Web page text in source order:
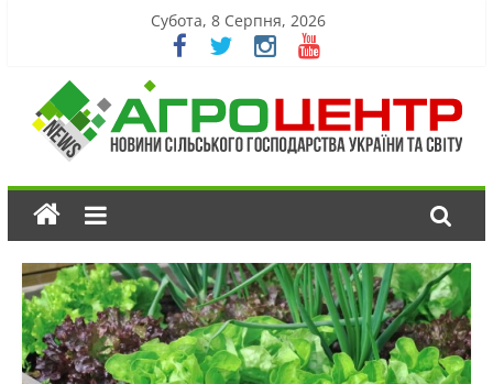
Субота, 8 Серпня, 2026